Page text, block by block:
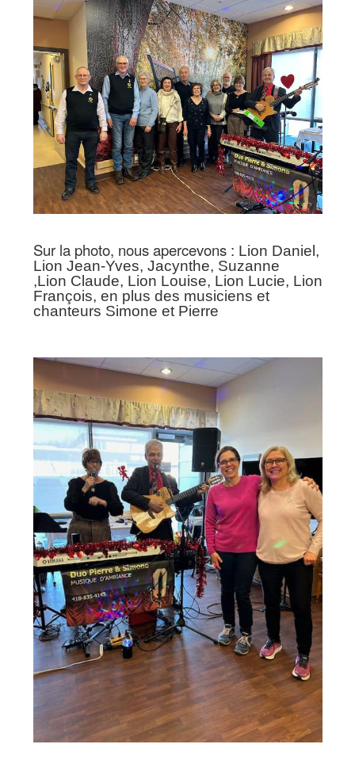
Sur la photo, nous apercevons : Lion Daniel,
Lion Jean-Yves, Jacynthe, Suzanne
,Lion Claude, Lion Louise, Lion Lucie, Lion
François, en plus des musiciens et
chanteurs Simone et Pierre